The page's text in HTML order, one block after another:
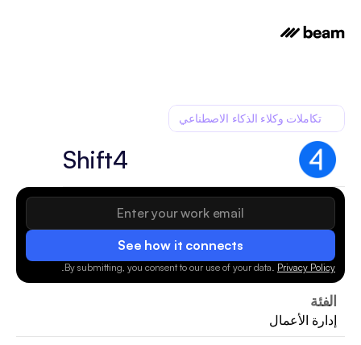
See how it connects
By submitting, you consent to our use of your data. Privacy Policy
.
الفئة
إدارة الأعمال
تكاملات وكلاء الذكاء الاصطناعي
Shift4